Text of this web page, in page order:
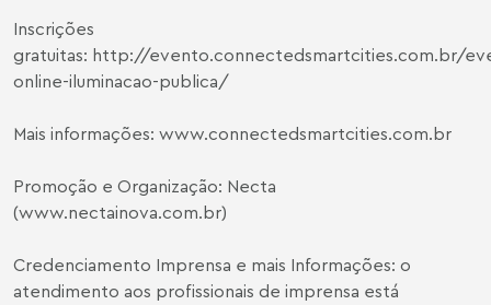
Inscrições
gratuitas: http://evento.connectedsmartcities.com.br/
online-iluminacao-publica/
Mais informações: www.connectedsmartcities.com.br
Promoção e Organização: Necta
(www.nectainova.com.br)
Credenciamento Imprensa e mais Informações: o
atendimento aos profissionais de imprensa está